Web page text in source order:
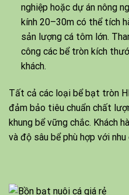
nghiệp hoặc dự án nông
kính 20–30m có thể tích
sản lượng cá tôm lớn.
công các bể tròn kích
khách.
Tất cả các loại bể bạt tròn
đảm bảo tiêu chuẩn chất
khung bể vững chắc. Khách
và độ sâu bể phù hợp với